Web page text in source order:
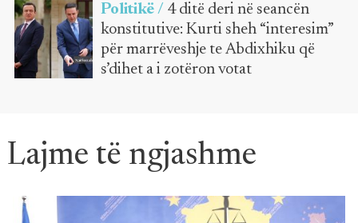
Politikë / 4 ditë deri në seancën
konstitutive: Kurti sheh “interesim”
për marrëveshje te Abdixhiku që
s’dihet a i zotëron votat
Lajme të ngjashme